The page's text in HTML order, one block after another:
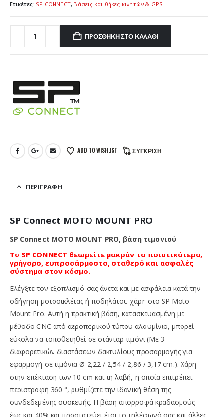
Ετικέτες: SP CONNECT, Βάσεις και θήκες κινητών & GPS
ΠΡΟΣΘΉΚΗ ΣΤΟ ΚΑΛΆΘΙ
ADD TO WISHLIST ΣΎΓΚΡΙΣΗ
ΠΕΡΙΓΡΑΦΉ
SP Connect MOTO MOUNT PRO
SP Connect MOTO MOUNT PRO, βάση τιμονιού
Το SP CONNECT θεωρείτε μακράν το ποιοτικότερο,
γρήγορο, ευπροσάρμοστο, σταθερό και ασφαλές
σύστημα στον κόσμο.
Ελέγξτε τον εξοπλισμό σας άνετα και με ασφάλεια κατά την
οδήγηση μοτοσικλέτας ή ποδηλάτου χάρη στο SP Moto
Mount Pro. Αυτή η πρακτική βάση, κατασκευασμένη με
μέθοδο CNC από αεροπορικού τύπου αλουμίνιο, μπορεί
εύκολα να τοποθετηθεί σε στάνταρ τιμόνι (Με 3
διαφορετικών διαστάσεων δακτυλίους προσαρμογής για
εφαρμογή σε τιμόνια Ø 2,22 / 2,54 / 2,86 / 3,17 cm.). Χάρη
στην επέκταση των 10 cm και τη λαβή, η οποία επιτρέπει
περιστροφή 360 °, ρυθμίζετε την ιδανική θέση της
συνδεδεμένης συσκευής. Η βάση απορροφά κραδασμούς
έως και 40% και προστατεύει έτσι το τηλέφωνό σας και άλλες